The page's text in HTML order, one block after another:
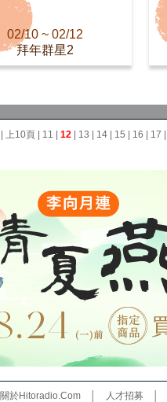
02/10 ~ 02/12
拜年群星2
上10頁 11 12 13 14 15 16 17
關於Hitoradio.Com│ 人才招募